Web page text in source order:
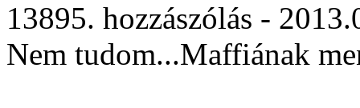
13895. hozzászólás -
Nem tudom...Maffiának